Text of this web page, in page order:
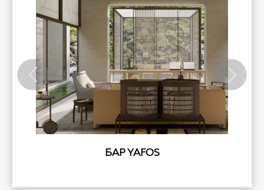
БАР YAFOS